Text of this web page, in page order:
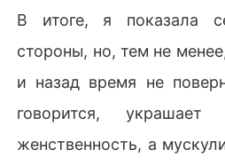
В итоге, я показала
стороны, но, тем не
и назад время не
говорится,
женственность, а